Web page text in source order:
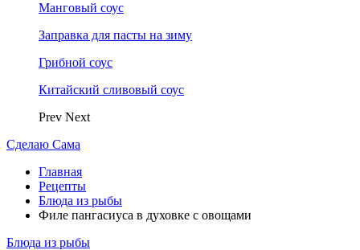
Манговый соус
Заправка для пасты на зиму
Грибной соус
Китайский сливовый соус
Prev Next
Сделаю Сама
Главная
Рецепты
Блюда из рыбы
Филе пангасиуса в духовке с овощами
Блюда из рыбы